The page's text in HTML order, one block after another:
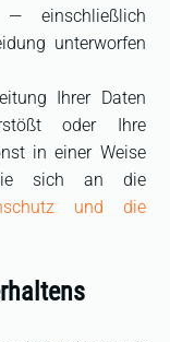
— einschließlich
unterworfen
Ihrer Daten
oder Ihre
in einer Weise
sich an die
und die